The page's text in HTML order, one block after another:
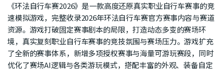
《环法自行车赛2026》是一款高度还原真实职业自行车赛事的竞
速模拟游戏，完整收录2026年环法自行车赛官方赛事内容与赛道
资源。游戏打破固定赛事剧本的局限，打造动态多变的赛场环
境，真实复刻职业自行车赛事的竞技氛围与赛场压力。游戏扩充
了全新的赛事体系，新增多项授权赛事与海量可游玩赛段，同时
优化了赛场AI逻辑与各类游玩模式，搭配丰富的外观、装备自定